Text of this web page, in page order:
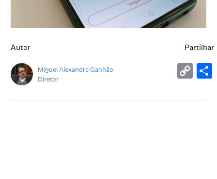
Autor
Miguel Alexandre Ganhão
Diretor
Partilhar